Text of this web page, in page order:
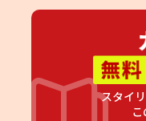
スタイ